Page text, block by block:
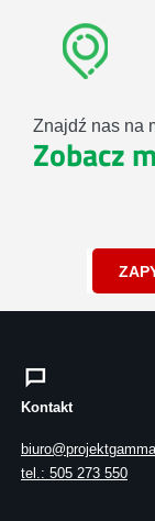
Znajdź nas na
Zobacz
Kontakt
tel.: 505 273 550